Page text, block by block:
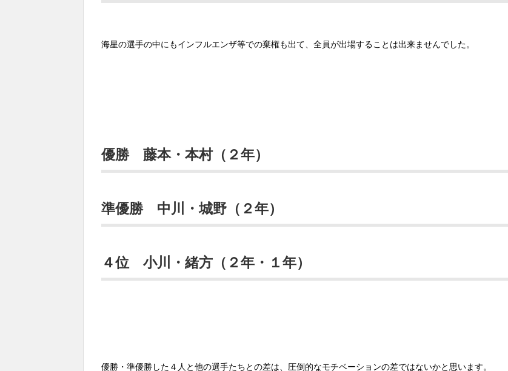
海星の選手の中にもインフルエンザ等での棄権も出て、全員が出場することは出来ませんでした。
優勝 藤本・本村（２年）
準優勝 中川・城野（２年）
４位 小川・緒方（２年・１年）
優勝・準優勝した４人と他の選手たちとの差は、圧倒的なモチベーションの差ではないかと思います。